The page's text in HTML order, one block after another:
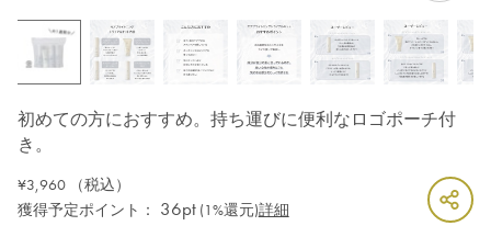
初めての方におすすめ。持ち運びに便利なロゴポーチ付
き。
¥3,960（税込）
獲得予定ポイント：
36pt (1%還元)詳細